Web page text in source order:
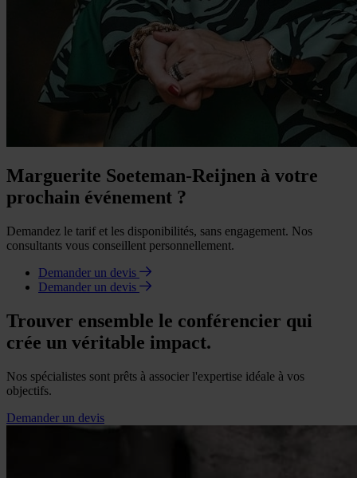
Marguerite Soeteman-Reijnen à votre
prochain événement ?
Demandez le tarif et les disponibilités, sans engagement. Nos
consultants vous conseillent personnellement.
Demander un devis
Demander un devis
Trouver ensemble le conférencier qui
crée un véritable impact.
Nos spécialistes sont prêts à associer l'expertise idéale à vos
objectifs.
Demander un devis